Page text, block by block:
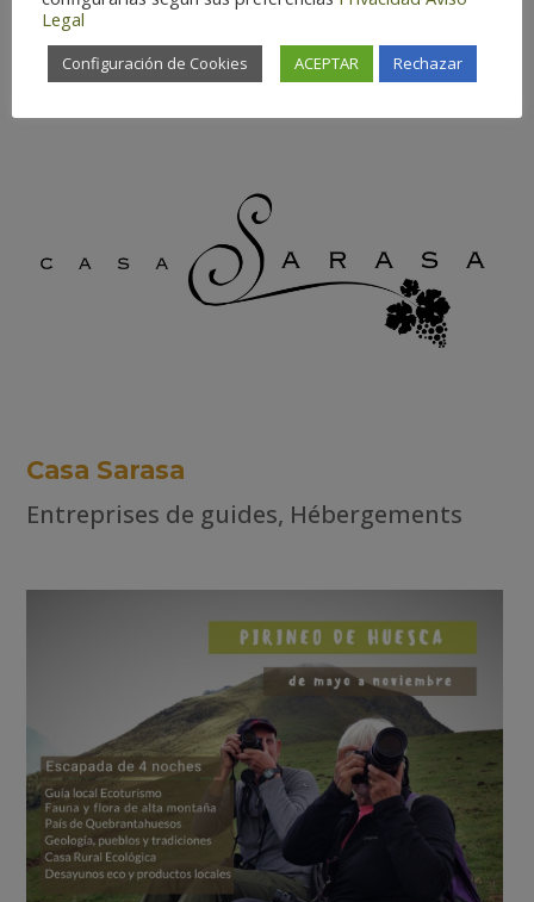
Aragón
Casa Sarasa
Entreprises de guides, Hébergements
Legal
Configuración de Cookies ACEPTAR Rechazar